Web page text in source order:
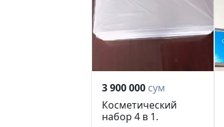
3 900 000 сум
Косметический
набор 4 в 1.